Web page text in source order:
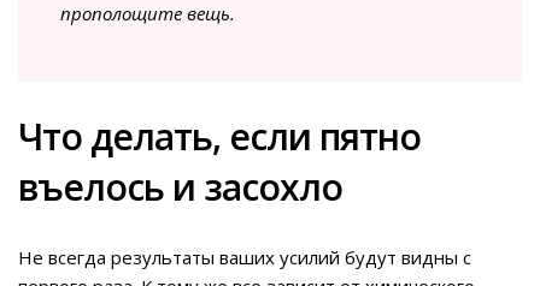
прополощите вещь.
Что делать, если пятно
въелось и засохло
Не всегда результаты ваших усилий будут видны с